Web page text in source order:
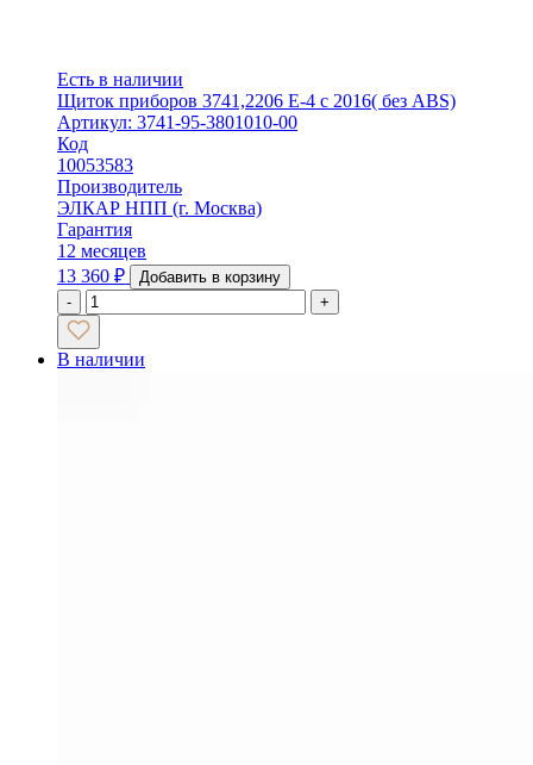
Есть в наличии
Щиток приборов 3741,2206 Е-4 с 2016( без ABS)
Артикул: 3741-95-3801010-00
Код
10053583
Производитель
ЭЛКАР НПП (г. Москва)
Гарантия
12 месяцев
13 360 ₽
Добавить в корзину
-
+
В наличии